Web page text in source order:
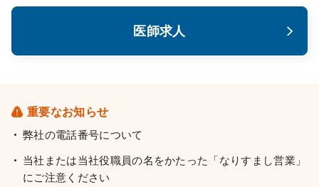
医師求人
重要なお知らせ
弊社の電話番号について
当社または当社役職員の名をかたった「なりすまし営業」
にご注意ください